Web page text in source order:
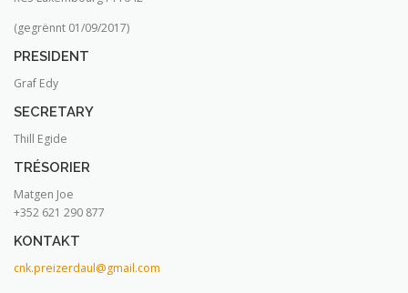
(gegrënnt 01/09/2017)
PRESIDENT
Graf Edy
SECRETARY
Thill Egide
TRÉSORIER
Matgen Joe
+352 621 290 877
KONTAKT
cnk.preizerdaul@gmail.com